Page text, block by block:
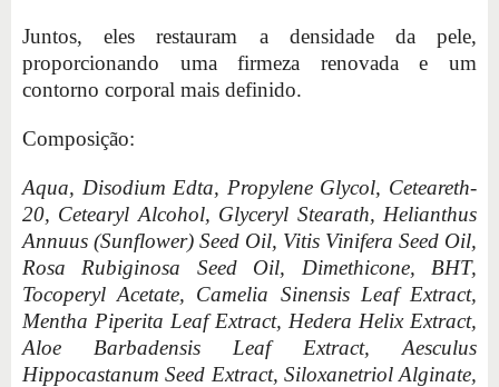
Juntos, eles restauram a densidade da pele,
proporcionando uma firmeza renovada e um
contorno corporal mais definido.
Composição:
Aqua, Disodium Edta, Propylene Glycol, Ceteareth-
20, Cetearyl Alcohol, Glyceryl Stearath, Helianthus
Annuus (Sunflower) Seed Oil, Vitis Vinifera Seed Oil,
Rosa Rubiginosa Seed Oil, Dimethicone, BHT,
Tocoperyl Acetate, Camelia Sinensis Leaf Extract,
Mentha Piperita Leaf Extract, Hedera Helix Extract,
Aloe Barbadensis Leaf Extract, Aesculus
Hippocastanum Seed Extract, Siloxanetriol Alginate,